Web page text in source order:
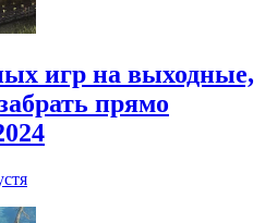
игр на выходные,
прямо